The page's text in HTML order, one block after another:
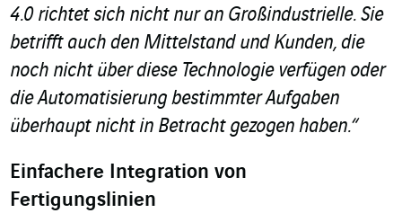
4.0 richtet sich nicht nur an Großindustrielle. Sie
betrifft auch den Mittelstand und Kunden, die
noch nicht über diese Technologie verfügen oder
die Automatisierung bestimmter Aufgaben
überhaupt nicht in Betracht gezogen haben.“
Einfachere Integration von
Fertigungslinien